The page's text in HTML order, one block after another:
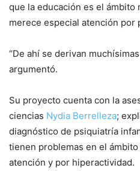
que la educación es el ámbito
merece especial atención por
“De ahí se derivan
argumentó.
Su proyecto cuenta con la
ciencias Nydia Berrelleza;
diagnóstico de psiquiatría
tienen problemas en el
atención y por hiperactividad.